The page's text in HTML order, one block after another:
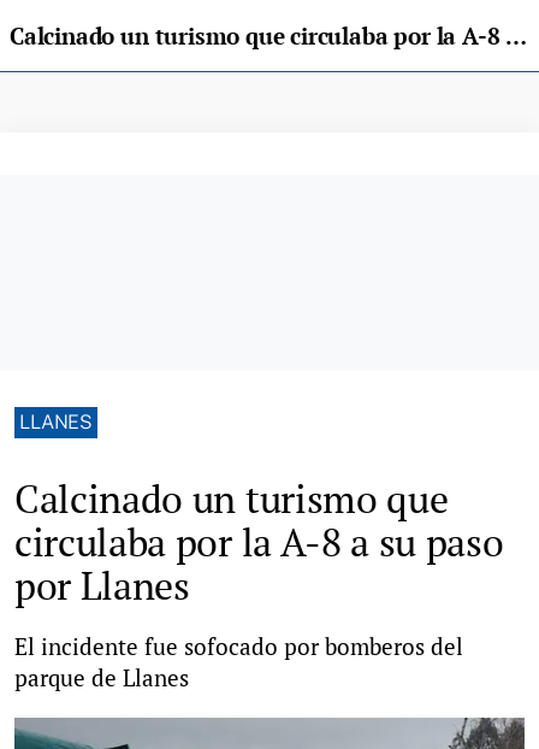
Calcinado un turismo que circulaba por la A-8 a su paso por Llanes
LLANES
Calcinado un turismo que
circulaba por la A-8 a su paso
por Llanes
El incidente fue sofocado por bomberos del
parque de Llanes